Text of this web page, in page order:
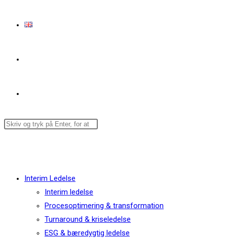
Interim Ledelse
Interim ledelse
Procesoptimering & transformation
Turnaround & kriseledelse
ESG & bæredygtig ledelse